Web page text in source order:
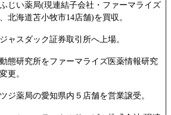
じい薬局(現連結子会社・ファーマライズ
北海道苫小牧市14店舗)を買収。
ャスダック証券取引所へ上場。
態研究所をファーマライズ医薬情報研究
更。
ジ薬局の愛知県内５店舗を営業譲受。